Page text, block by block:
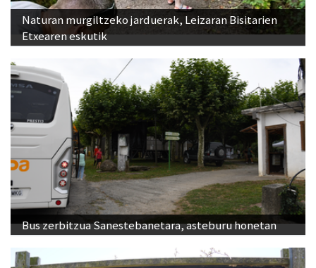
Naturan murgiltzeko jarduerak, Leizaran Bisitarien
Etxearen eskutik
Bus zerbitzua Sanestebanetara, asteburu honetan